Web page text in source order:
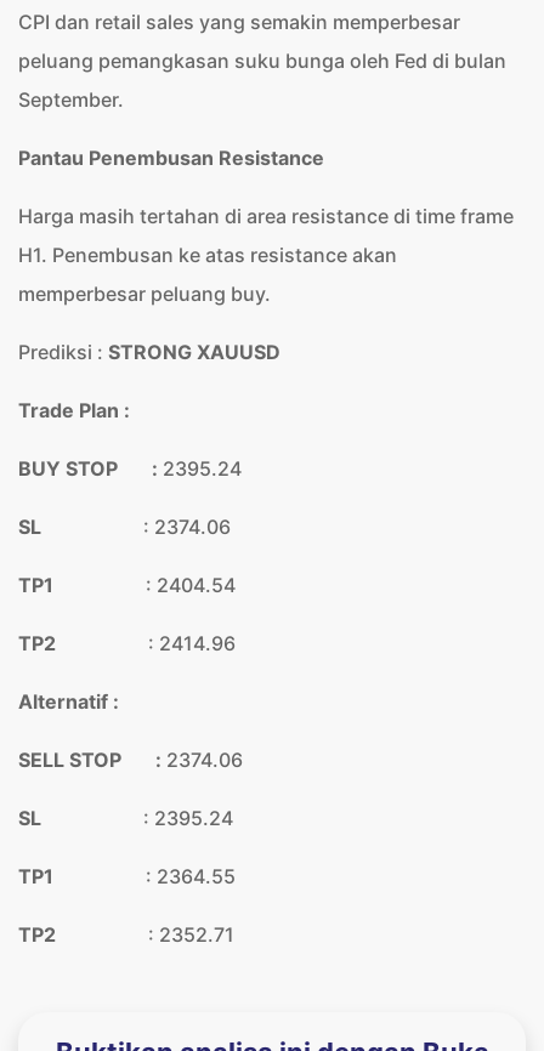
CPI dan retail sales yang semakin memperbesar
peluang pemangkasan suku bunga oleh Fed di bulan
September.
Pantau Penembusan Resistance
Harga masih tertahan di area resistance di time frame
H1. Penembusan ke atas resistance akan
memperbesar peluang buy.
Prediksi : STRONG XAUUSD
Trade Plan :
BUY STOP : 2395.24
SL : 2374.06
TP1 : 2404.54
TP2 : 2414.96
Alternatif :
SELL STOP : 2374.06
SL : 2395.24
TP1 : 2364.55
TP2 : 2352.71